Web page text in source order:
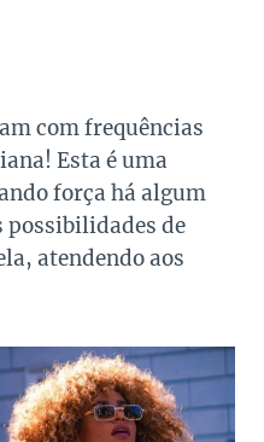
com frequências
Esta é uma
força há algum
possibilidades de
atendendo aos